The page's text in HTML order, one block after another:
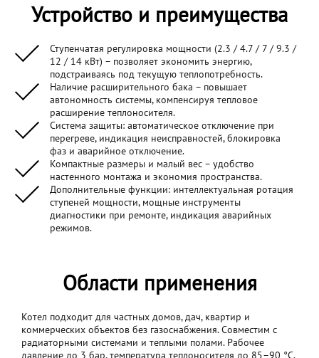
Устройство и преимущества
Ступенчатая регулировка мощности (2.3 / 4.7 / 7 / 9.3 /
12 / 14 кВт) – позволяет экономить энергию,
подстраиваясь под текущую теплопотребность.
Наличие расширительного бака – повышает
автономность системы, компенсируя тепловое
расширение теплоносителя.
Система защиты: автоматическое отключение при
перегреве, индикация неисправностей, блокировка
фаз и аварийное отключение.
Компактные размеры и малый вес – удобство
настенного монтажа и экономия пространства.
Дополнительные функции: интеллектуальная ротация
ступеней мощности, мощные инструменты
диагностики при ремонте, индикация аварийных
режимов.
Области применения
Котел подходит для частных домов, дач, квартир и
коммерческих объектов без газоснабжения. Совместим с
радиаторными системами и теплыми полами. Рабочее
давление до 3 бар, температура теплоносителя до 85–90 °C.